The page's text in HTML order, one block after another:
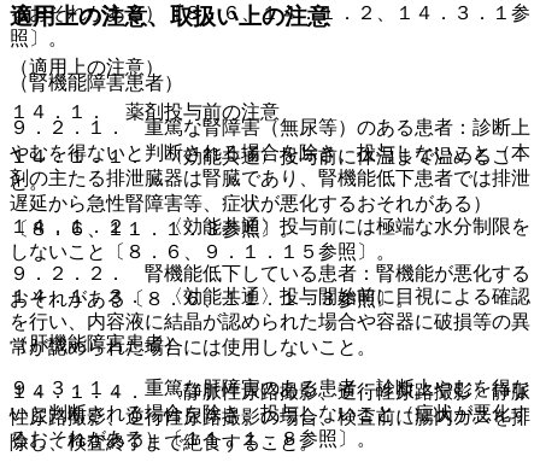
適用上の注意、取扱い上の注意
（適用上の注意）
１４．１． 薬剤投与前の注意
１４．１．１． 〈効能共通〉投与前に体温まで温めるこ
と。
１４．１．２． 〈効能共通〉投与前には極端な水分制限を
しないこと〔８．６、９．１．１５参照〕。
１４．１．３． 〈効能共通〉投与開始前に目視による確認
を行い、内容液に結晶が認められた場合や容器に破損等の異
常が認められた場合には使用しないこと。
１４．１．４． 〈静脈性尿路撮影、逆行性尿路撮影〉静脈
性尿路撮影、逆行性尿路撮影の場合、検査前に腸内ガスを排
除し、検査終了まで絶食すること。
るおそれがある）〔８．６、１４．１．２、１４．３．１参
照〕。
（腎機能障害患者）
９．２．１． 重篤な腎障害（無尿等）のある患者：診断上
やむを得ないと判断される場合を除き、投与しないこと（本
剤の主たる排泄臓器は腎臓であり、腎機能低下患者では排泄
遅延から急性腎障害等、症状が悪化するおそれがある）
〔８．６、１１．１．３参照〕。
９．２．２． 腎機能低下している患者：腎機能が悪化する
おそれがある〔８．６、１１．１．３参照〕。
（肝機能障害患者）
９．３．１． 重篤な肝障害のある患者：診断上やむを得な
いと判断される場合を除き、投与しないこと（症状が悪化す
るおそれがある）〔１１．１．８参照〕。